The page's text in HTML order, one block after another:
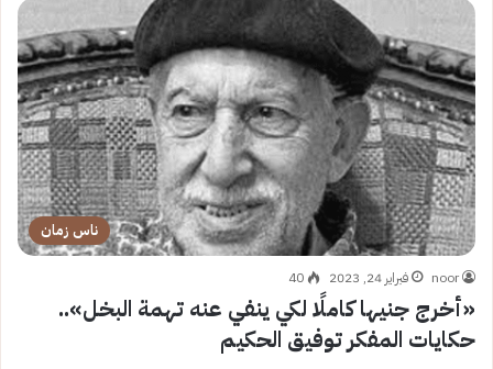
ناس زمان
noor فبراير 24, 2023 40
«أخرج جنيها كاملًا لكي ينفي عنه تهمة البخل»..
حكايات المفكر توفيق الحكيم